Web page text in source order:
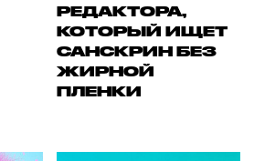
РЕДАКТОРА,
КОТОРЫЙ ИЩЕТ
САНСКРИН БЕЗ
ЖИРНОЙ
ПЛЕНКИ